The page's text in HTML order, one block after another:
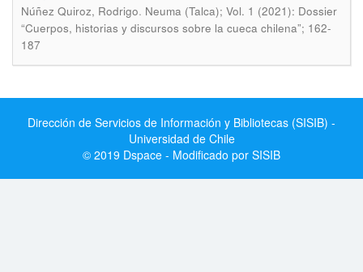
Núñez Quiroz, Rodrigo. Neuma (Talca); Vol. 1 (2021): Dossier
“Cuerpos, historias y discursos sobre la cueca chilena”; 162-
187
Dirección de Servicios de Información y Bibliotecas (SISIB) -
Universidad de Chile
© 2019 Dspace - Modificado por SISIB